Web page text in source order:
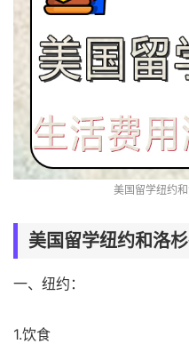
美国留学纽约
美国留学纽约和洛
一、纽约：
1.饮食